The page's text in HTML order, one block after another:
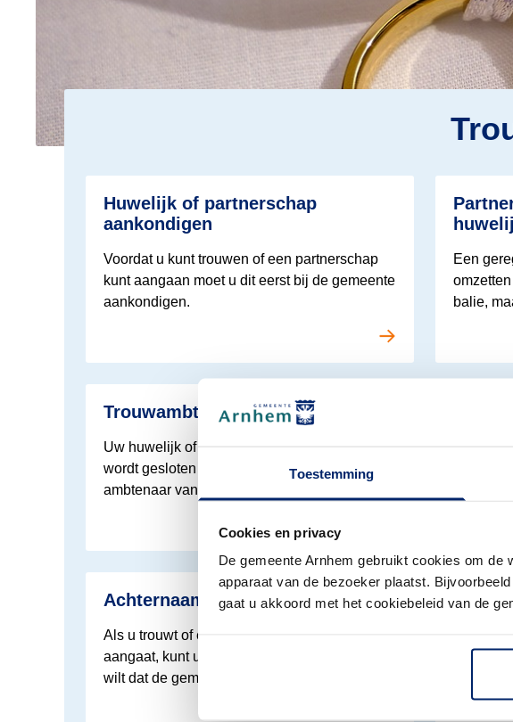
Toestemming
Cookies en privacy
De gemeente Arnhem gebruikt cookies om
apparaat van de bezoeker plaatst.
gaat u akkoord met het cookiebeleid van de
Huwelijk of partnerschap
aankondigen
Voordat u kunt trouwen of een partnerschap
kunt aangaan moet u dit eerst bij de gemeente
aankondigen.
Een
balie,
Trouwambtenaren
Uw huwelijk of geregistreerd partnerschap
wordt gesloten door een buitengewoon
ambtenaar van de burgerlijke stand (BABS).
sluiten
Achternaam partner gebruiken
Als u trouwt of een geregistreerd partnerschap
aangaat, kunt u kiezen welke achternaam u
wilt dat de gemeente gebruikt.
Lees meer over Trouwen in Arnhem
Bent u
in
Lees meer